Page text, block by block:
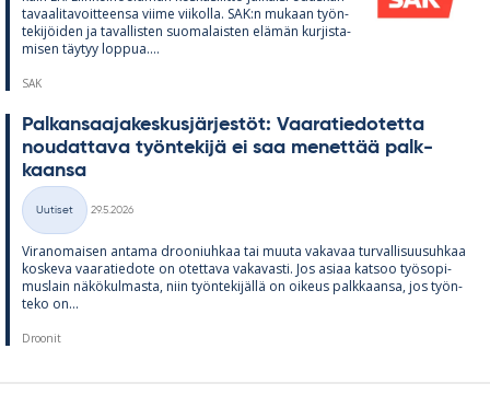
ta­vaa­li­ta­voit­teensa viime vii­kolla. SAK:n mu­kaan työn­
te­ki­jöi­den ja ta­val­lis­ten suo­ma­lais­ten elä­män kur­jis­ta­
mi­sen täy­tyy lop­pua....
SAK
Pal­kan­saa­ja­kes­kus­jär­jes­töt: Vaa­ra­tie­do­tetta
nou­dat­tava työn­te­kijä ei saa me­net­tää palk­
kaansa
Kategoriat
Uutiset
29.5.2026
Vi­ran­omai­sen an­tama droo­niuh­kaa tai muuta va­ka­vaa tur­val­li­suusuh­kaa
kos­keva vaa­ra­tie­dote on otet­tava va­ka­vasti. Jos asiaa kat­soo työ­so­pi­
mus­lain nä­kö­kul­masta, niin työn­te­ki­jällä on oi­keus palk­kaansa, jos työn­
teko on...
Droonit